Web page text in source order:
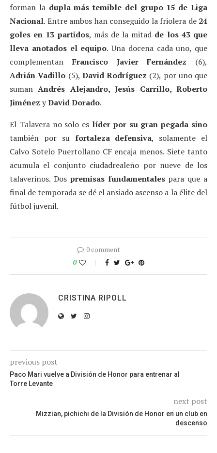
forman la dupla más temible del grupo 15 de Liga
Nacional. Entre ambos han conseguido la friolera de 24
goles en 13 partidos, más de la mitad de los 43 que
lleva anotados el equipo. Una docena cada uno, que
complementan Francisco Javier Fernández (6),
Adrián Vadillo (5), David Rodríguez (2), por uno que
sumanAndrés Alejandro, Jesús Carrillo, Roberto
Jiménez yDavid Dorado.
El Talavera no solo es líder por su gran pegada sino
también por su fortaleza defensiva, solamente el
Calvo Sotelo Puertollano CF encaja menos. Siete tanto
acumula el conjunto ciudadrealeño por nueve de los
talaverinos. Dos premisas fundamentalespara que a
final de temporada se dé el ansiado ascenso a la élite del
fútbol juvenil.
0 comment
0
CRISTINA RIPOLL
previous post
Paco Mari vuelve a División de Honor para entrenar al
Torre Levante
next post
Mizzian, pichichi de la División de Honor en un club en
descenso